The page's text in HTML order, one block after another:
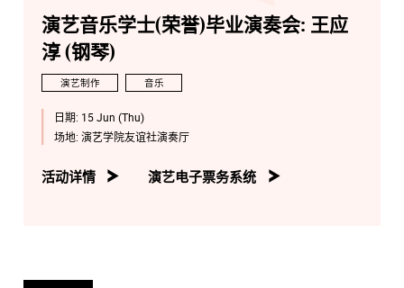
演艺音乐学士(荣誉)毕业演奏会: 王应
淳 (钢琴)
演艺制作 音乐
日期: 15 Jun (Thu)
场地: 演艺学院友谊社演奏厅
活动详情 演艺电子票务系统